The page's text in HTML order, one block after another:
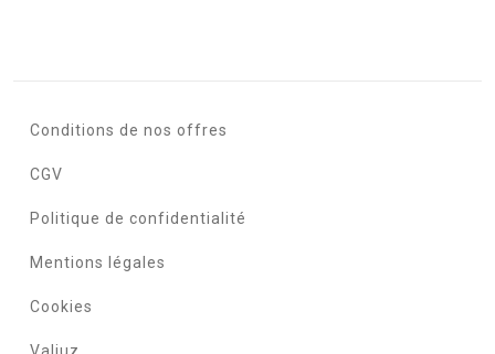
Conditions de nos offres
CGV
Politique de confidentialité
Mentions légales
Cookies